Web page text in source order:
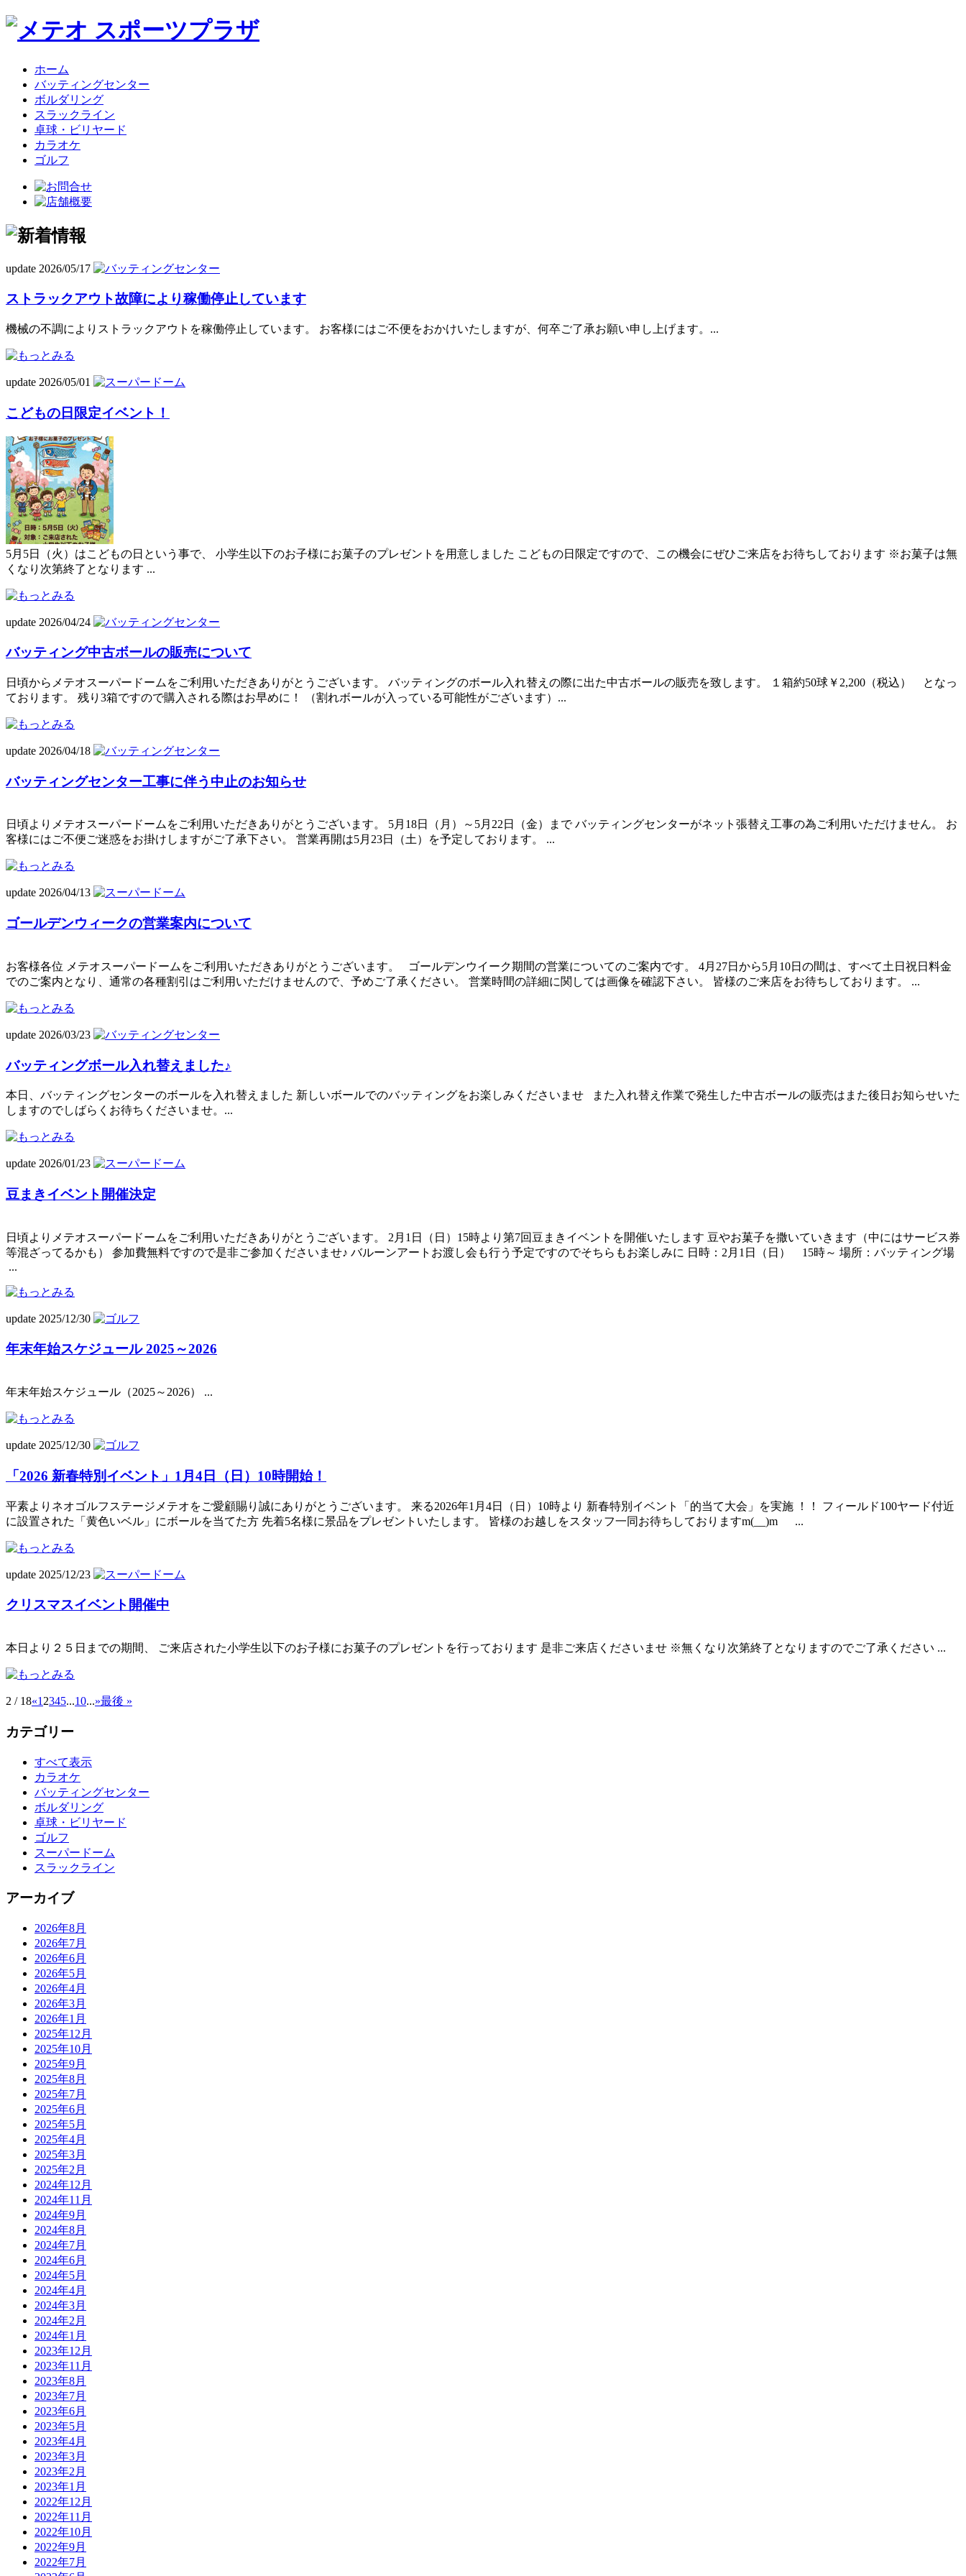
ホーム
バッティングセンター
ボルダリング
スラックライン
卓球・ビリヤード
カラオケ
ゴルフ
update 2026/05/17
ストラックアウト故障により稼働停止しています
機械の不調によりストラックアウトを稼働停止しています。 お客様にはご不便をおかけいたしますが、何卒ご了承お願い申し上げます。...
update 2026/05/01
こどもの日限定イベント！
5月5日（火）はこどもの日という事で、 小学生以下のお子様にお菓子のプレゼントを用意しました こどもの日限定ですので、この機会にぜひご来店をお待ちしております ※お菓子は無
くなり次第終了となります ...
update 2026/04/24
バッティング中古ボールの販売について
日頃からメテオスーパードームをご利用いただきありがとうございます。 バッティングのボール入れ替えの際に出た中古ボールの販売を致します。 １箱約50球￥2,200（税込） となっ
ております。 残り3箱ですので購入される際はお早めに！ （割れボールが入っている可能性がございます）...
update 2026/04/18
バッティングセンター工事に伴う中止のお知らせ
日頃よりメテオスーパードームをご利用いただきありがとうございます。 5月18日（月）～5月22日（金）まで バッティングセンターがネット張替え工事の為ご利用いただけません。 お
客様にはご不便ご迷惑をお掛けしますがご了承下さい。 営業再開は5月23日（土）を予定しております。 ...
update 2026/04/13
ゴールデンウィークの営業案内について
お客様各位 メテオスーパードームをご利用いただきありがとうございます。 ゴールデンウイーク期間の営業についてのご案内です。 4月27日から5月10日の間は、すべて土日祝日料金
でのご案内となり、通常の各種割引はご利用いただけませんので、予めご了承ください。 営業時間の詳細に関しては画像を確認下さい。 皆様のご来店をお待ちしております。 ...
update 2026/03/23
バッティングボール入れ替えました♪
本日、バッティングセンターのボールを入れ替えました 新しいボールでのバッティングをお楽しみくださいませ また入れ替え作業で発生した中古ボールの販売はまた後日お知らせいた
しますのでしばらくお待ちくださいませ。...
update 2026/01/23
豆まきイベント開催決定
日頃よりメテオスーパードームをご利用いただきありがとうございます。 2月1日（日）15時より第7回豆まきイベントを開催いたします 豆やお菓子を撒いていきます（中にはサービス券
等混ざってるかも） 参加費無料ですので是非ご参加くださいませ♪ バルーンアートお渡し会も行う予定ですのでそちらもお楽しみに 日時：2月1日（日） 15時～ 場所：バッティング場
...
update 2025/12/30
年末年始スケジュール 2025～2026
年末年始スケジュール（2025～2026） ...
update 2025/12/30
「2026 新春特別イベント」1月4日（日）10時開始！
平素よりネオゴルフステージメテオをご愛顧賜り誠にありがとうございます。 来る2026年1月4日（日）10時より 新春特別イベント「的当て大会」を実施 ！！ フィールド100ヤード付近
に設置された「黄色いベル」にボールを当てた方 先着5名様に景品をプレゼントいたします。 皆様のお越しをスタッフ一同お待ちしておりますm(__)m ...
update 2025/12/23
クリスマスイベント開催中
本日より２５日までの期間、 ご来店された小学生以下のお子様にお菓子のプレゼントを行っております 是非ご来店くださいませ ※無くなり次第終了となりますのでご了承ください ...
2 / 18«1 2345...10...»最後 »
カテゴリー
すべて表示
カラオケ
バッティングセンター
ボルダリング
卓球・ビリヤード
ゴルフ
スーパードーム
スラックライン
アーカイブ
2026年8月
2026年7月
2026年6月
2026年5月
2026年4月
2026年3月
2026年1月
2025年12月
2025年10月
2025年9月
2025年8月
2025年7月
2025年6月
2025年5月
2025年4月
2025年3月
2025年2月
2024年12月
2024年11月
2024年9月
2024年8月
2024年7月
2024年6月
2024年5月
2024年4月
2024年3月
2024年2月
2024年1月
2023年12月
2023年11月
2023年8月
2023年7月
2023年6月
2023年5月
2023年4月
2023年3月
2023年2月
2023年1月
2022年12月
2022年11月
2022年10月
2022年9月
2022年7月